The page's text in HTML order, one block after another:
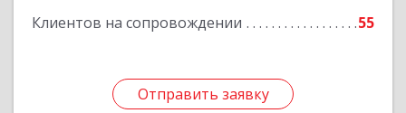
Клиентов на сопровождении 55
Отправить заявку
Отправить заявку